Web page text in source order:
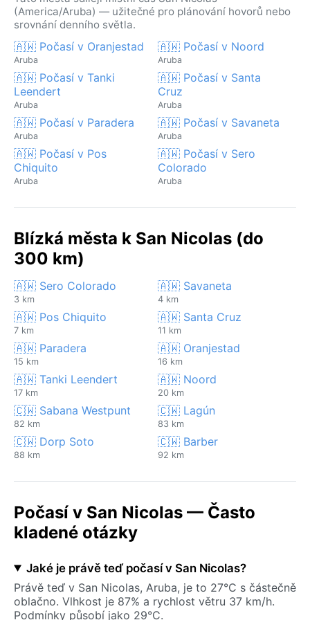
(America/Aruba) — užitečné pro plánování hovorů nebo
srovnání denního světla.
🇦🇼 Počasí v Oranjestad
Aruba
🇦🇼 Počasí v Noord
Aruba
🇦🇼 Počasí v Tanki
Leendert
Aruba
🇦🇼 Počasí v Santa
Cruz
Aruba
🇦🇼 Počasí v Paradera
Aruba
🇦🇼 Počasí v Savaneta
Aruba
🇦🇼 Počasí v Pos
Chiquito
Aruba
🇦🇼 Počasí v Sero
Colorado
Aruba
Blízká města k San Nicolas (do
300 km)
🇦🇼 Sero Colorado
3 km
🇦🇼 Savaneta
4 km
🇦🇼 Pos Chiquito
7 km
🇦🇼 Santa Cruz
11 km
🇦🇼 Paradera
15 km
🇦🇼 Oranjestad
16 km
🇦🇼 Tanki Leendert
17 km
🇦🇼 Noord
20 km
🇨🇼 Sabana Westpunt
82 km
🇨🇼 Lagún
83 km
🇨🇼 Dorp Soto
88 km
🇨🇼 Barber
92 km
Počasí v San Nicolas — Často
kladené otázky
Jaké je právě teď počasí v San Nicolas?
Právě teď v San Nicolas, Aruba, je to 27°C s částečně
oblačno. Vlhkost je 87% a rychlost větru 37 km/h.
Podmínky působí jako 29°C.